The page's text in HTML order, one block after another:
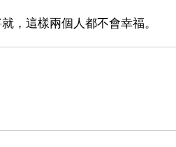
，這樣兩個人都不會幸福。